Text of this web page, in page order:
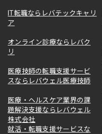
IT転職ならレバテックキャリ
ア
オンライン診療ならレバク
リ
医療技師の転職支援サービ
スならレバウェル医療技師
医療・ヘルスケア業界の課
題解決支援ならレバウェル
株式会社
就活・転職支援サービスな